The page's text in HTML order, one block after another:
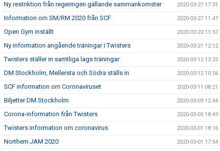
Ny restriktion från regeringen gällande sammankomster 2020-03-27 17:31
Information om SM/RM 2020 från SCF 2020-03-27 11:47
Open Gym inställt 2020-03-23 11:57
Ny information angående träningar i Twisters 2020-03-21 12:12
Twisters ställer in samtliga lags träningar 2020-03-12 13:25
DM Stockholm, Mellersta och Södra ställs in 2020-03-12 10:56
SCF information om Coronaviruset 2020-03-11 08:21
Biljetter DM Stockholm 2020-03-09 12:44
Corona-information från Twisters 2020-03-05 18:49
Twisters information om coronavirus 2020-03-01 18:16
Northern JAM 2020 2020-03-01 17:54